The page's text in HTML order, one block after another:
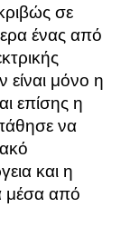
σε
ένας από
είναι μόνο η
επίσης η
να
και η
μέσα από